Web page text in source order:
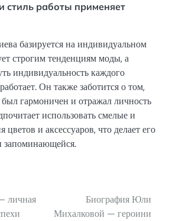
стиль работы применяет
базируется на индивидуальном
строгим тенденциям моды, а
индивидуальность каждого
Он также заботится о том,
гармоничен и отражал личность
использовать смелые и
и аксессуаров, что делает его
запоминающейся.
личная
Биография Юли
Михалковой — героини